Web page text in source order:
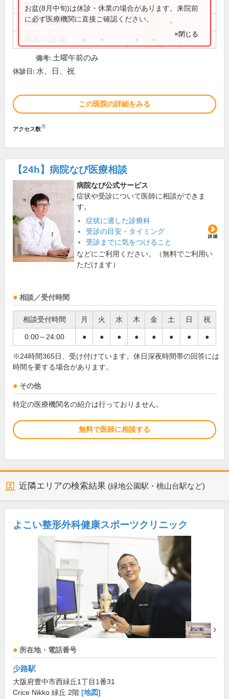
9:00～12:30 ● ● ● ●
9:00～13:00
お盆(8月中旬)は休診・休業の場合があります。来院前
に必ず医療機関に直接ご確認ください。
×閉じる
備考: 土曜午前のみ
休診日: 水、日、祝
この医院の詳細をみる
アクセス数※
【24h】 病院なび医療相談
病院なび公式サービス
症状や受診について医師に相談ができま
す。
症状に適した診療科
受診の目安・タイミング
受診までに気をつけること
などにご利用ください。（無料でご利用い
ただけます）
相談／受付時間
相談受付時間 月 火 水 木 金 土 日 祝
0:00～24:00 ● ● ● ● ● ● ● ●
※24時間365日、受け付けています。休日深夜時間帯の回答には
時間を要する場合があります。
その他
特定の医療機関名の紹介は行っておりません。
無料で医師に相談する
近隣エリアの検索結果 (緑地公園駅・桃山台駅など)
よこい整形外科健康スポーツクリニック
所在地・電話番号
少路駅
大阪府豊中市西緑丘1丁目1番31
Crice Nikko 緑丘 2階 [地図]